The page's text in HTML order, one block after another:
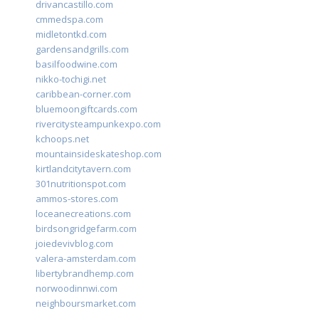
drivancastillo.com
cmmedspa.com
midletontkd.com
gardensandgrills.com
basilfoodwine.com
nikko-tochigi.net
caribbean-corner.com
bluemoongiftcards.com
rivercitysteampunkexpo.com
kchoops.net
mountainsideskateshop.com
kirtlandcitytavern.com
301nutritionspot.com
ammos-stores.com
loceanecreations.com
birdsongridgefarm.com
joiedevivblog.com
valera-amsterdam.com
libertybrandhemp.com
norwoodinnwi.com
neighboursmarket.com